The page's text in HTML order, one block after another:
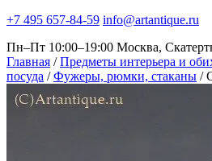
+7 495 657-84-59 info@artantique.ru
Пн–Пт 10:00–19:00 Москва,
Главная / Предметы интерьера и
посуда / Фужеры, рюмки, стаканы /